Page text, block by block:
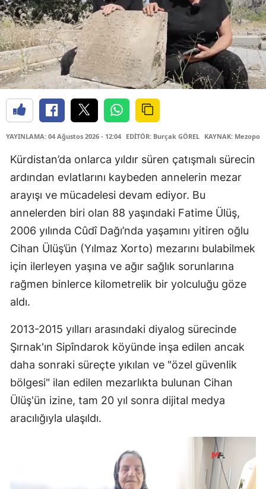
YAYINLAMA: 04 Ağustos 2026 - 12:04 EDİTÖR: Burçak GÖREL KAYNAK:
Kürdistan’da onlarca yıldır süren çatışmalı sürecin
ardından evlatlarını kaybeden annelerin mezar
arayışı ve mücadelesi devam ediyor. Bu
annelerden biri olan 88 yaşındaki Fatime Ülüş,
2006 yılında Cûdî Dağı’nda yaşamını yitiren oğlu
Cihan Ülüş’ün (Yılmaz Xorto) mezarını bulabilmek
için ilerleyen yaşına ve ağır sağlık sorunlarına
rağmen binlerce kilometrelik bir yolculuğu göze
aldı.
2013-2015 yılları arasındaki diyalog sürecinde
Şırnak'ın Sipîndarok köyünde inşa edilen ancak
daha sonraki süreçte yıkılan ve "özel güvenlik
bölgesi" ilan edilen mezarlıkta bulunan Cihan
Ülüş'ün izine, tam 20 yıl sonra dijital medya
aracılığıyla ulaşıldı.